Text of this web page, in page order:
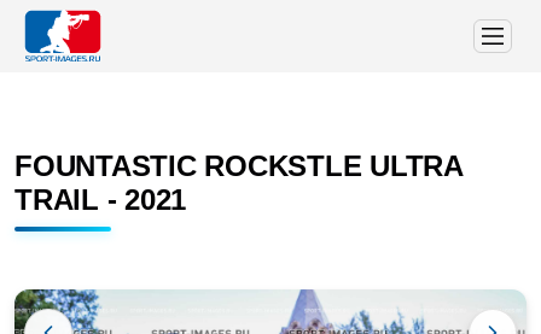
FOUNTASTIC ROCKSTLE ULTRA
TRAIL - 2021